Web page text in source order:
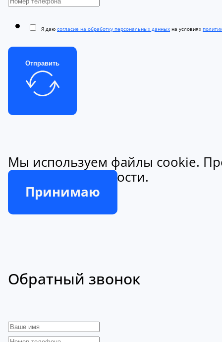
Я даю согласие на обработку персональных данных на условиях
Отправить
Мы используем файлы cookie.
конфиденциальности.
Принимаю
Обратный звонок